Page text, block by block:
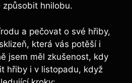
způsobit hnilobu.
a pečovat o své hřiby,
která vás potěší i
jsem měl zkušenost, kdy
hřiby i v listopadu, když